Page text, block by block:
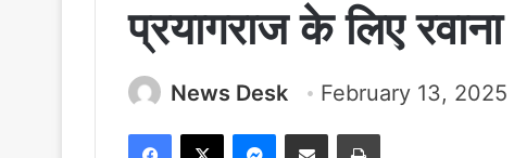
प्रयागराज के लिए रवाना
News Desk February 13, 2025
Facebook
X Messenger
Share via Email Print